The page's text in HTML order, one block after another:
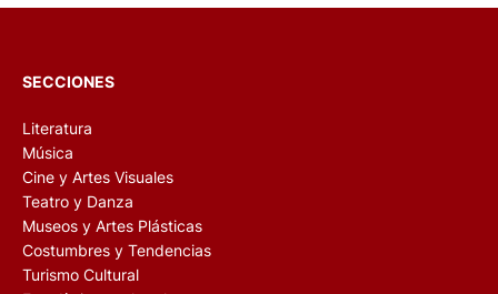
SECCIONES
Literatura
Música
Cine y Artes Visuales
Teatro y Danza
Museos y Artes Plásticas
Costumbres y Tendencias
Turismo Cultural